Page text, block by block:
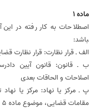
ماده 1
باشد:
الف ـ قرار نظارت: قرار نظارت قضایی
اصلاحات و الحاقات بعدی
پ ـ مرکز یا نهاد: مرکز یا
مقامات قضایی، موضوع ماده 5 این آیین‌نامه